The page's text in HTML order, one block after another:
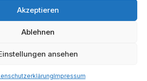
Akzeptieren
Ablehnen
ansehen
Impressum